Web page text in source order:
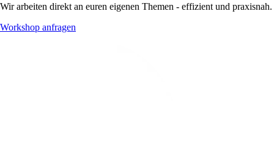
Wir arbeiten direkt an euren eigenen Themen - effizient und praxisnah.
Workshop anfragen